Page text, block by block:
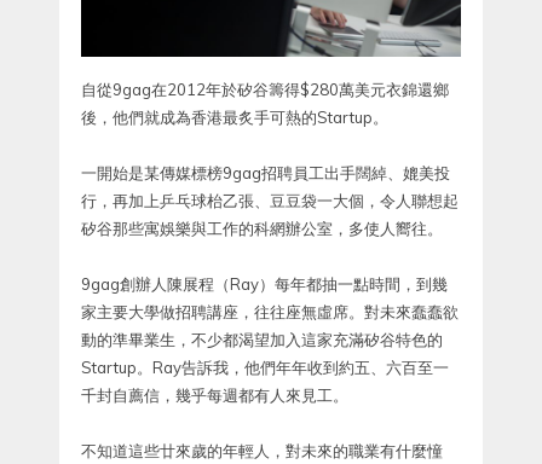
自從9gag在2012年於矽谷籌得$280萬美元衣錦還鄉
後，他們就成為香港最炙手可熱的Startup。
一開始是某傳媒標榜9gag招聘員工出手闊綽、媲美投
行，再加上乒乓球枱乙張、豆豆袋一大個，令人聯想起
矽谷那些寓娛樂與工作的科網辦公室，多使人嚮往。
9gag創辦人陳展程（Ray）每年都抽一點時間，到幾
家主要大學做招聘講座，往往座無虛席。對未來蠢蠢欲
動的準畢業生，不少都渴望加入這家充滿矽谷特色的
Startup。Ray告訴我，他們年年收到約五、六百至一
千封自薦信，幾乎每週都有人來見工。
不知道這些廿來歲的年輕人，對未來的職業有什麼憧